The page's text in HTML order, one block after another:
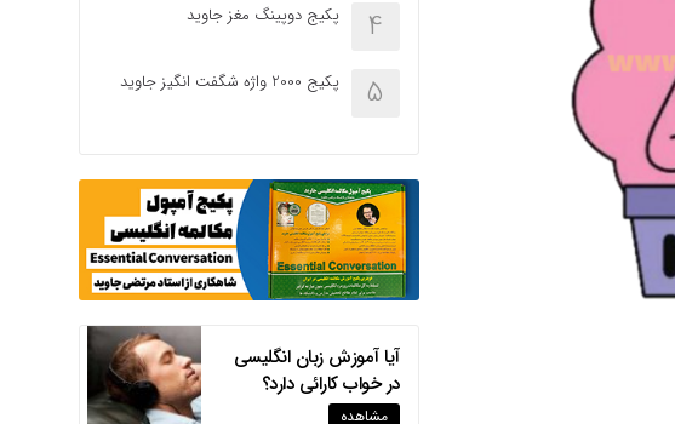
4 پکیج دوپینگ مغز جاوید
5 پکیج 2000 واژه شگفت انگیز جاوید
آیا آموزش زبان انگلیسی
در خواب کارائی دارد؟
مشاهده